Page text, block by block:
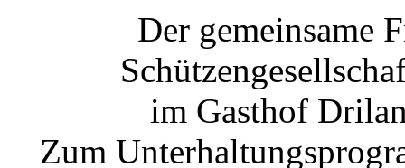
Der gemeinsame
im Gasthof
Zum